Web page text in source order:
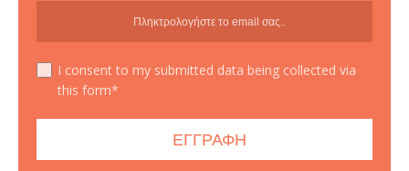
I consent to my submitted data being collected via
this form*